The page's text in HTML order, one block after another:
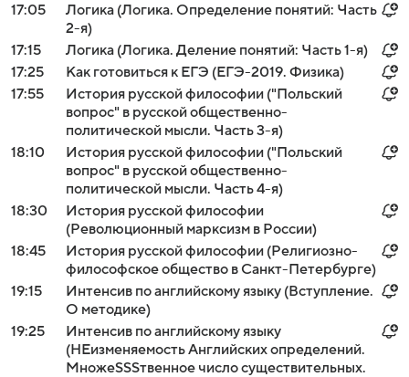
17:05
Логика (Логика. Определение понятий: Часть
2-я)
17:15
Логика (Логика. Деление понятий: Часть 1-я)
17:25
Как готовиться к ЕГЭ (ЕГЭ-2019. Физика)
17:55
История русской философии ("Польский
вопрос" в русской общественно-
политической мысли. Часть 3-я)
18:10
История русской философии ("Польский
вопрос" в русской общественно-
политической мысли. Часть 4-я)
18:30
История русской философии
(Революционный марксизм в России)
18:45
История русской философии (Религиозно-
философское общество в Санкт-Петербурге)
19:15
Интенсив по английскому языку (Вступление.
О методике)
19:25
Интенсив по английскому языку
(НЕизменяемость Aнглийских определений.
МножeSSSтвенное число существительных.